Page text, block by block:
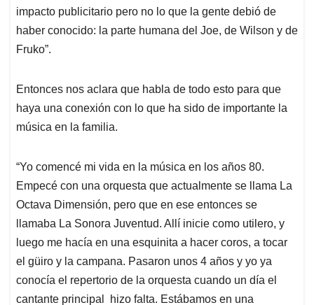
impacto publicitario pero no lo que la gente debió de
haber conocido: la parte humana del Joe, de Wilson y de
Fruko”.
Entonces nos aclara que habla de todo esto para que
haya una conexión con lo que ha sido de importante la
música en la familia.
“Yo comencé mi vida en la música en los años 80.
Empecé con una orquesta que actualmente se llama La
Octava Dimensión, pero que en ese entonces se
llamaba La Sonora Juventud. Allí inicie como utilero, y
luego me hacía en una esquinita a hacer coros, a tocar
el güiro y la campana. Pasaron unos 4 años y yo ya
conocía el repertorio de la orquesta cuando un día el
cantante principal hizo falta. Estábamos en una